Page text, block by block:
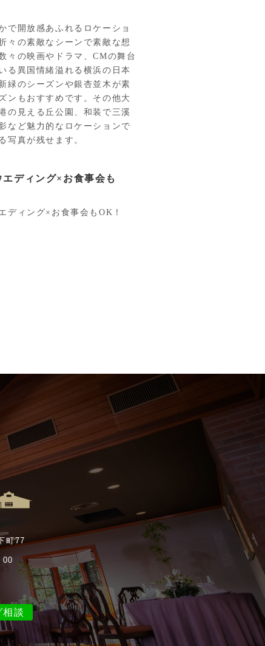
で開放感あふれるロケーショ
々の素敵なシーンで素敵な想
々の映画やドラマ、CMの舞台
る異国情緒溢れる横浜の日本
緑のシーズンや銀杏並木が素
ンもおすすめです。その他大
の見える丘公園、和装で三溪
など魅力的なロケーションで
写真が残せます。
エディング×お食事会も
ディング×お食事会もOK！
町77
00
談